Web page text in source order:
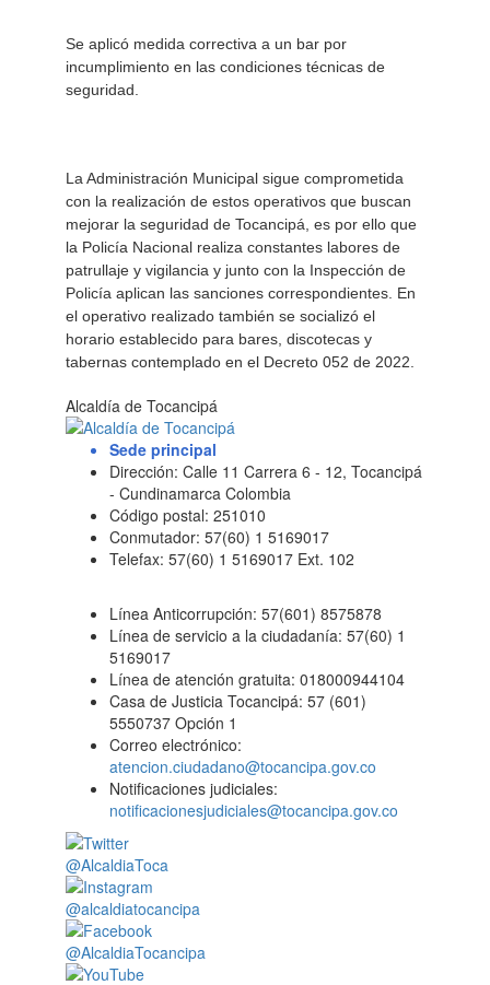
Se aplicó medida correctiva a un bar por
incumplimiento en las condiciones técnicas de
seguridad.
La Administración Municipal sigue comprometida
con la realización de estos operativos que buscan
mejorar la seguridad de Tocancipá, es por ello que
la Policía Nacional realiza constantes labores de
patrullaje y vigilancia y junto con la Inspección de
Policía aplican las sanciones correspondientes. En
el operativo realizado también se socializó el
horario establecido para bares, discotecas y
tabernas contemplado en el Decreto 052 de 2022.
Alcaldía de Tocancipá
Sede principal
Dirección: Calle 11 Carrera 6 - 12, Tocancipá
- Cundinamarca Colombia
Código postal: 251010
Conmutador: 57(60) 1 5169017
Telefax: 57(60) 1 5169017 Ext. 102
Línea Anticorrupción: 57(601) 8575878
Línea de servicio a la ciudadanía: 57(60) 1
5169017
Línea de atención gratuita: 018000944104
Casa de Justicia Tocancipá: 57 (601)
5550737 Opción 1
Correo electrónico:
atencion.ciudadano@tocancipa.gov.co
Notificaciones judiciales:
notificacionesjudiciales@tocancipa.gov.co
@AlcaldiaToca
@alcaldiatocancipa
@AlcaldiaTocancipa